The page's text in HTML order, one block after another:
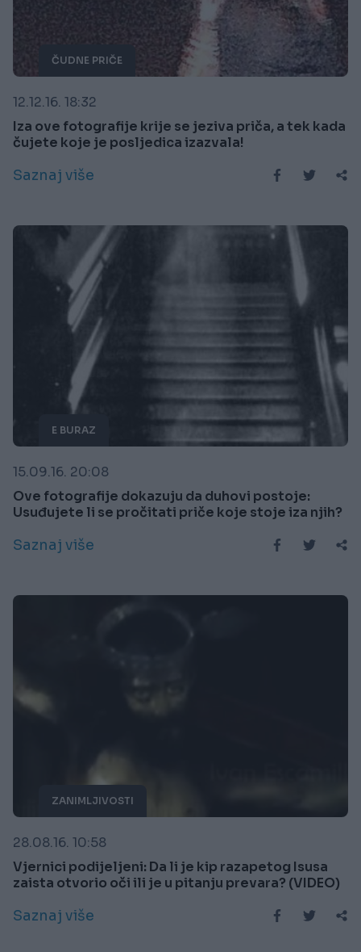
ČUDNE PRIČE
12.12.16. 18:32
Iza ove fotografije krije se jeziva priča, a tek kada
čujete koje je posljedica izazvala!
Saznaj više
E BURAZ
15.09.16. 20:08
Ove fotografije dokazuju da duhovi postoje:
Usuđujete li se pročitati priče koje stoje iza njih?
Saznaj više
ZANIMLJIVOSTI
28.08.16. 10:58
Vjernici podijeljeni: Da li je kip razapetog Isusa
zaista otvorio oči ili je u pitanju prevara? (VIDEO)
Saznaj više